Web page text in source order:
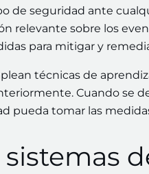
de seguridad ante
relevante sobre los
para mitigar y
técnicas de
Cuando se
pueda tomar las
sistemas